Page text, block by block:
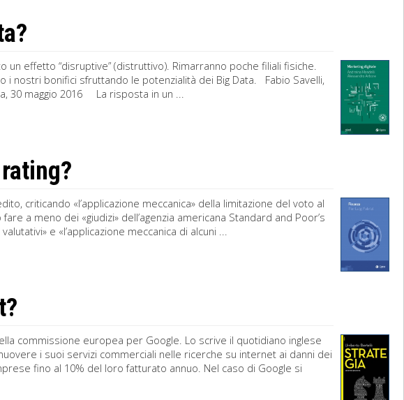
effetto “disruptive” (distruttivo). Rimarranno poche filiali fisiche.
i nostri bonifici sfruttando le potenzialità dei Big Data. Fabio Savelli,
30 maggio 2016 La risposta in un ...
criticando «l’applicazione meccanica» della limitazione del voto al
a meno dei «giudizi» dell’agenzia americana Standard and Poor’s
e «l’applicazione meccanica di alcuni ...
commissione europea per Google. Lo scrive il quotidiano inglese
i suoi servizi commerciali nelle ricerche su internet ai danni dei
fino al 10% del loro fatturato annuo. Nel caso di Google si